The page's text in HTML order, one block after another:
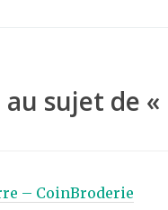
sujet de «
– CoinBroderie